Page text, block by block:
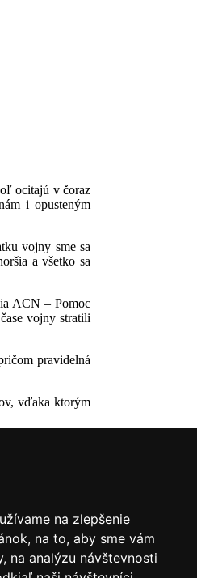
na zlepšenie
na to, aby sme vám
na analýzu návštevnosti
ocitajú v čoraz
i opusteným
vojny sme sa
a všetko sa
ACN – Pomoc
vojny stratili
pravidelná
vďaka ktorým